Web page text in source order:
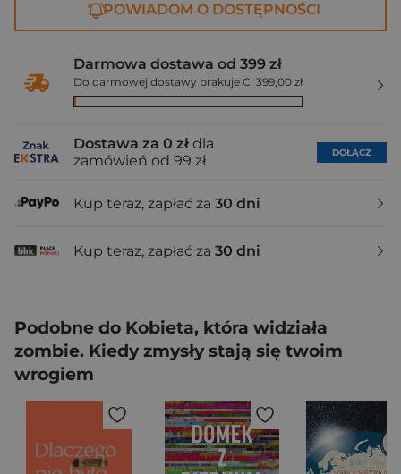
POWIADOM O DOSTĘPNOŚCI
Darmowa dostawa od 399 zł
Do darmowej dostawy brakuje Ci 399,00 zł
Dostawa za 0 zł dla
zamówień od 99 zł
DOŁĄCZ
Kup teraz, zapłać za 30 dni
Kup teraz, zapłać za 30 dni
Podobne do Kobieta, która widziała
zombie. Kiedy zmysły stają się twoim
wrogiem